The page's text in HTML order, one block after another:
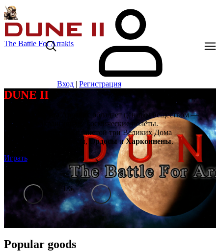
The Battle For Arrakis
Вход | Регистрация
DUNE II
Далёкая планета Арракис обладает ценным веществом —
спайсом, сокращающим космические полёты.
Борются за владение планетой три Великих Дома
Ландсраада:
Атрейдесы, ОрдосыиХарконнены.
Играть
1/6
Popular goods